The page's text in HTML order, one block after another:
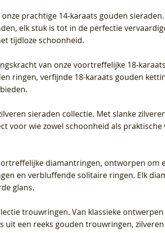
prachtige 14-karaats gouden
elk stuk is tot in de perfectie
tijdloze schoonheid.
van onze voortreffelijke 18-
ringen, verfijnde 18-karaats gouden
sieraden collectie. Met slanke
voor wie zowel schoonheid als
diamantringen, ontworpen om
en verbluffende solitaire ringen. Elk
glans.
trouwringen. Van klassieke
uit een reeks gouden trouwringen,